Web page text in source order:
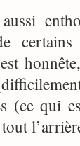
(ce qui
tout